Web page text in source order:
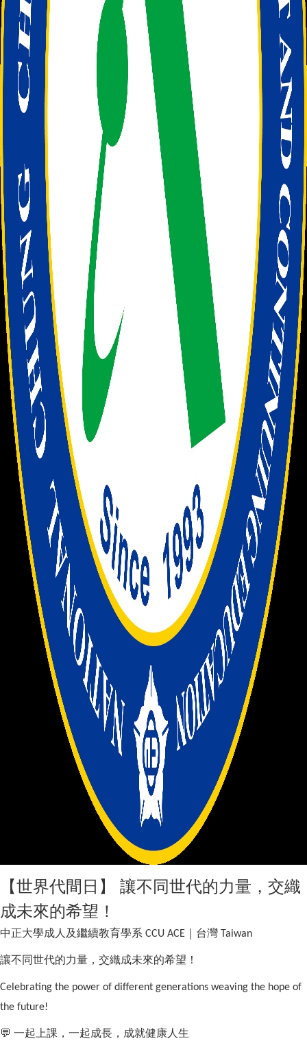
【世界代間日】 讓不同世代的力量，交織
成未來的希望！
中正大學成人及繼續教育學系 CCU ACE ｜台灣 Taiwan
讓不同世代的力量，交織成未來的希望！
Celebrating the power of different generations weaving the hope of
the future!
💬 一起上課，一起成長，成就健康人生